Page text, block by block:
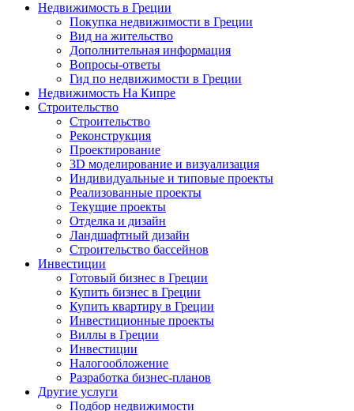
Недвижимость в Греции
Покупка недвижимости в Греции
Вид на жительство
Дополнительная информация
Вопросы-ответы
Гид по недвижимости в Греции
Недвижимость На Кипре
Строительство
Строительство
Реконструкция
Проектирование
3D моделирование и визуализация
Индивидуальные и типовые проекты
Реализованные проекты
Текущие проекты
Отделка и дизайн
Ландшафтный дизайн
Строительство бассейнов
Инвестиции
Готовый бизнес в Греции
Купить бизнес в Греции
Купить квартиру в Греции
Инвестиционные проекты
Виллы в Греции
Инвестиции
Налогообложение
Разработка бизнес-планов
Другие услуги
Подбор недвижимости